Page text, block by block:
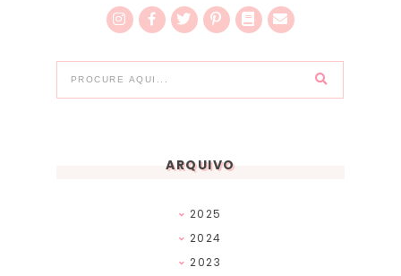
ARQUIVO
2025
2024
2023